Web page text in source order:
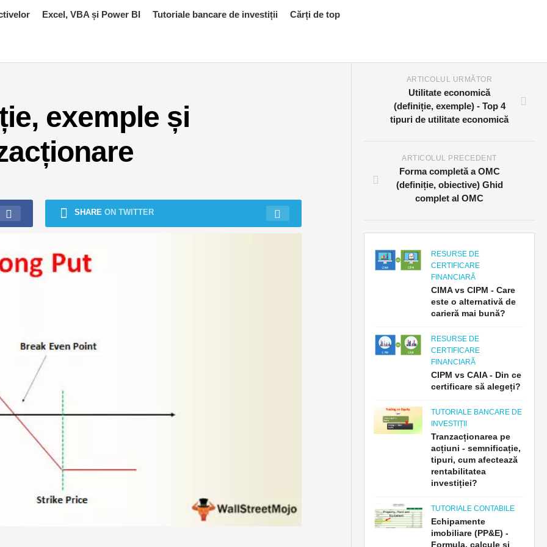
Excel, VBA și Power BI Tutoriale bancare de investiții Cărți de top
exemple și
SHARE ON TWITTER
ARTICOLUL URMĂTOR
Utilitate economică
(definiție, exemple) - Top 4
tipuri de utilitate economică
ARTICOLUL PRECEDENT
Forma completă a OMC
(definiție, obiective) Ghid
complet al OMC
RESURSE DE
CERTIFICARE
FINANCIARĂ
CIMA vs CIPM - Care
este o alternativă de
carieră mai bună?
RESURSE DE
CERTIFICARE
FINANCIARĂ
CIPM vs CAIA - Din ce
certificare să alegeți?
TUTORIALE BANCARE DE
INVESTIȚII
Tranzacționarea pe
acțiuni - semnificație,
tipuri, cum afectează
rentabilitatea
investiției?
TUTORIALE CONTABILE
Echipamente
imobiliare (PP&E) -
Formula, calcule și